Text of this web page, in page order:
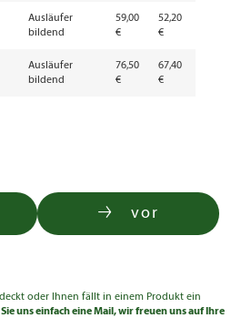
Ausläufer
bildend
59,00
€
52,20
€
Ausläufer
bildend
76,50
€
67,40
€
vor
oder Ihnen fällt in einem Produkt ein
uns einfach eine Mail, wir freuen uns auf Ihre